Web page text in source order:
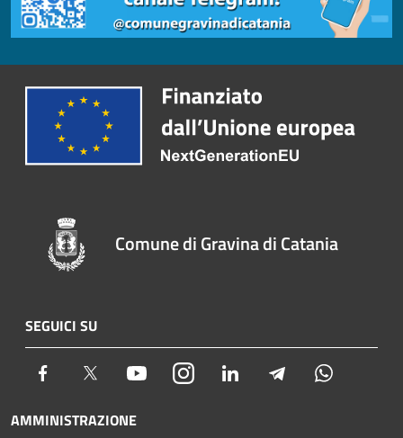
Comune di Gravina di Catania
SEGUICI SU
Facebook Twitter YoutubeInstagram LinkedIn Telegram
AMMINISTRAZIONE